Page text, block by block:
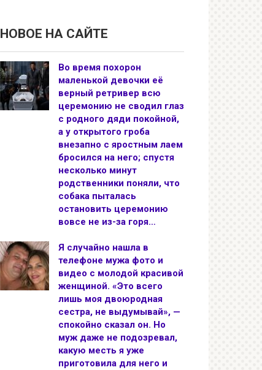
НОВОЕ НА САЙТЕ
Во время похорон
маленькой девочки её
верный ретривер всю
церемонию не сводил глаз
с родного дяди покойной,
а у открытого гроба
внезапно с яростным лаем
бросился на него; спустя
несколько минут
родственники поняли, что
собака пыталась
остановить церемонию
вовсе не из-за горя…
Я случайно нашла в
телефоне мужа фото и
видео с молодой красивой
женщиной. «Это всего
лишь моя двоюродная
сестра, не выдумывай», —
спокойно сказал он. Но
муж даже не подозревал,
какую месть я уже
приготовила для него и